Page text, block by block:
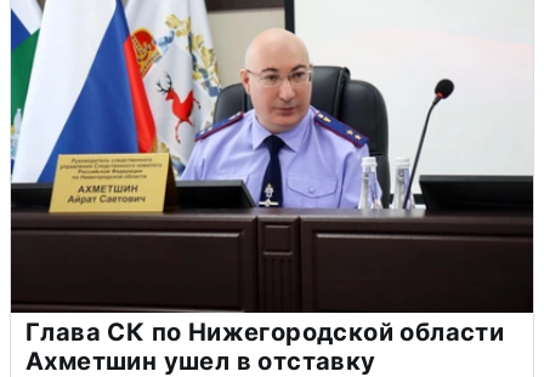
Глава СК по Нижегородской области
Ахметшин ушел в отставку